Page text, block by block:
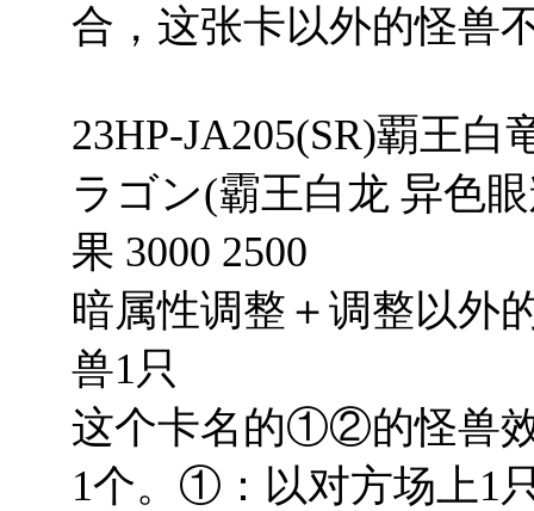
合，这张卡以外的怪兽
23HP-JA205(SR)覇王
ラゴン(霸王白龙 异色
果 3000 2500
暗属性调整＋调整以外
兽1只
这个卡名的①②的怪兽
1个。①：以对方场上1